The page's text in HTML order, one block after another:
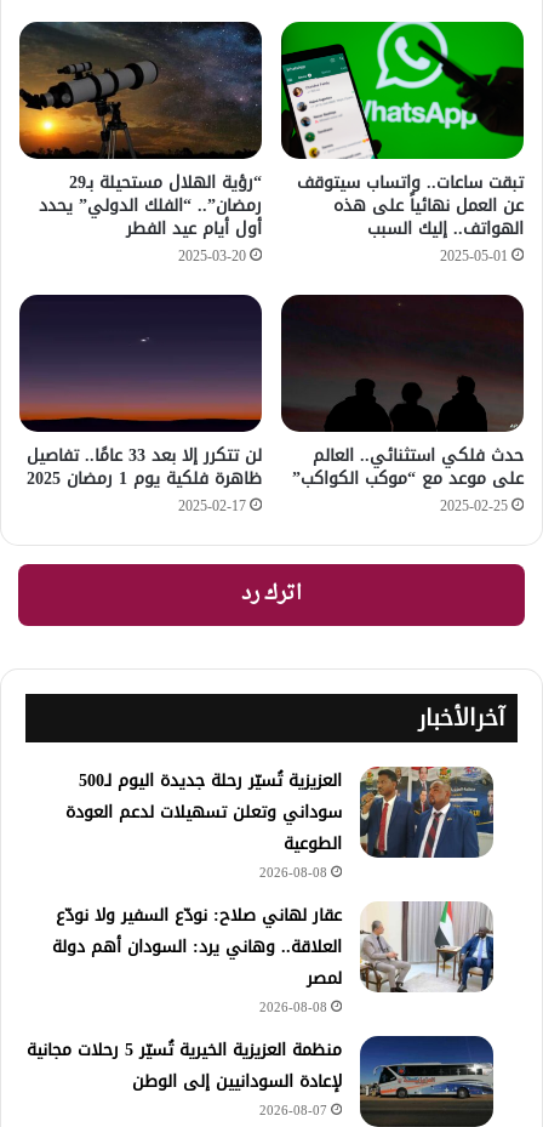
تبقت ساعات.. واتساب سيتوقف
عن العمل نهائياً على هذه
الهواتف.. إليك السبب
2025-05-01
“رؤية الهلال مستحيلة بـ29
رمضان”.. “الفلك الدولي” يحدد
أول أيام عيد الفطر
2025-03-20
حدث فلكي استثنائي.. العالم
على موعد مع “موكب الكواكب”
2025-02-25
لن تتكرر إلا بعد 33 عامًا.. تفاصيل
ظاهرة فلكية يوم 1 رمضان 2025
2025-02-17
اترك رد
آخرالأخبار
العزيزية تُسيّر رحلة جديدة اليوم لـ500
سوداني وتعلن تسهيلات لدعم العودة
الطوعية
2026-08-08
عقار لهاني صلاح: نودّع السفير ولا نودّع
العلاقة.. وهاني يرد: السودان أهم دولة
لمصر
2026-08-08
منظمة العزيزية الخيرية تُسيّر 5 رحلات مجانية
لإعادة السودانيين إلى الوطن
2026-08-07